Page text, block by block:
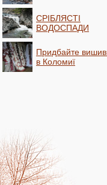
СРІБЛЯСТІ
ВОДОСПАДИ
Придбайте
в Коломиї